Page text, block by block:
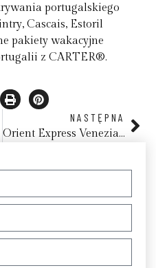
portugalskiego
Cascais, Estoril
pakiety wakacyjne
z CARTER®.
NASTĘPNA
Orient Express Venezia, Wenecja